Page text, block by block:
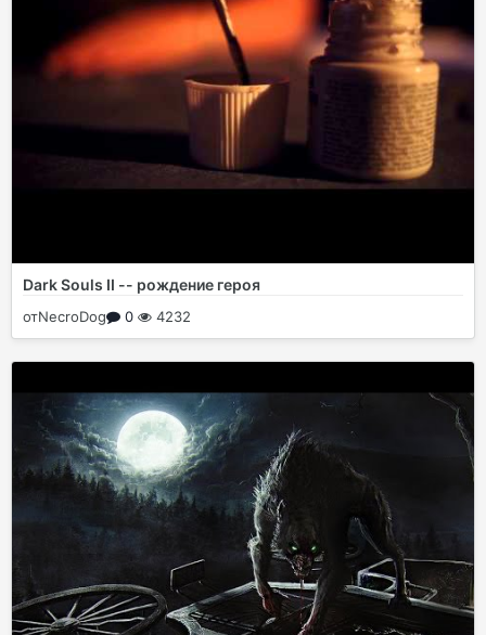
Dark Souls II -- рождение героя
отNecroDog 0 4232